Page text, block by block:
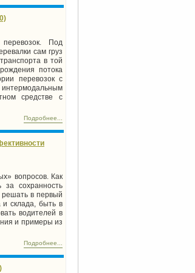
Под
сам груз
в той
потока
перевозок с
интермодальным
средстве с
Подробнее...
вопросов. Как
за сохранность
решать в первый
и склада, быть в
водителей в
и примеры из
Подробнее...